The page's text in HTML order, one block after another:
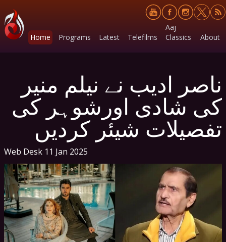
Home Programs Latest Telefilms
Aaj
Classics
About
ناصر ادیب نے نیلم منیر
کی شادی اورشوہر کی
تفصیلات شیئر کردیں
Web Desk 11 Jan 2025